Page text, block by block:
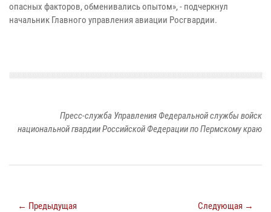
опасных факторов, обменивались опытом», - подчеркнул
начальник Главного управления авиации Росгвардии.
Пресс-служба Управления Федеральной службы войск
национальной гвардии Российской Федерации по Пермскому краю
← Предыдущая Следующая →